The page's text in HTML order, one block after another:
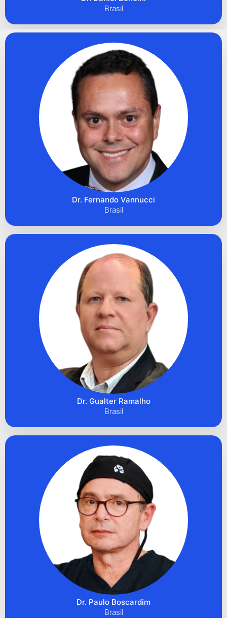
Brasil
Dr. Fernando Vannucci
Brasil
Dr. Gualter Ramalho
Brasil
Dr. Paulo Boscardim
Brasil